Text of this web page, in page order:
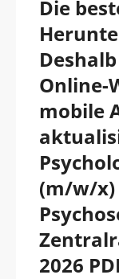
Die
Online-
mobile
(m/w/x)
2026